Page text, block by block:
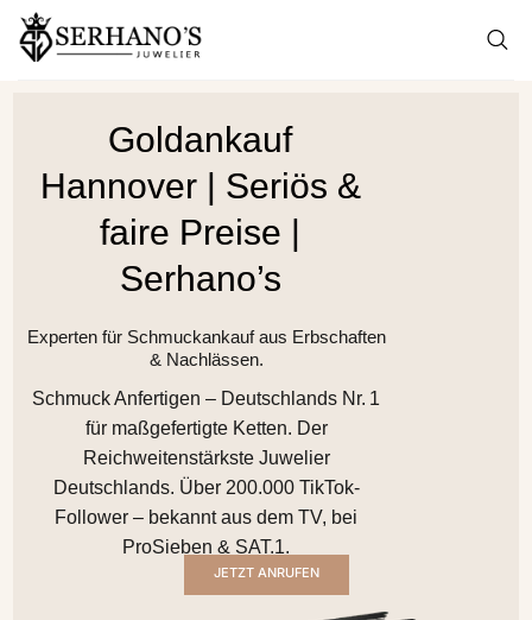
Goldankauf
Hannover | Seriös &
faire Preise |
Serhano’s
Experten für Schmuckankauf aus Erbschaften
& Nachlässen.
Schmuck Anfertigen – Deutschlands Nr. 1
für maßgefertigte Ketten. Der
Reichweitenstärkste Juwelier
Deutschlands. Über 200.000 TikTok-
Follower – bekannt aus dem TV, bei
ProSieben & SAT.1.
JETZT ANRUFEN